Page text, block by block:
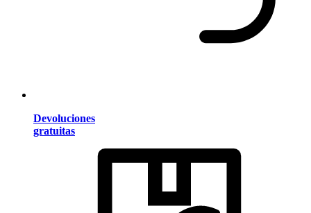
Devoluciones
gratuitas